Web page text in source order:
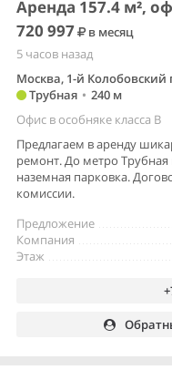
Аренда 157.4 м²,
720 997
в месяц
5 часов назад
Москва, 1-й Колобовский
Трубная • 240 м
Офис в особняке класса B
Предлагаем в аренду
ремонт. До метро
наземная парковка.
комиссии.
Предложение
Компания
Этаж